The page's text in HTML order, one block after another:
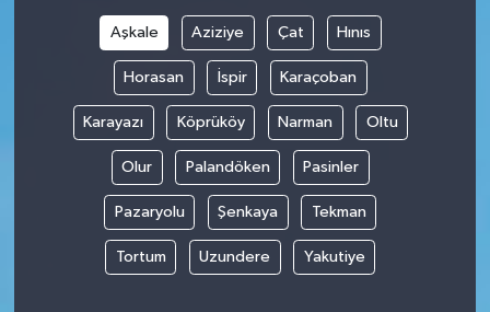
Aşkale Aziziye Çat Hınıs
Horasan İspir Karaçoban
Karayazı Köprüköy Narman Oltu
Olur Palandöken Pasinler
Pazaryolu Şenkaya Tekman
Tortum Uzundere Yakutiye